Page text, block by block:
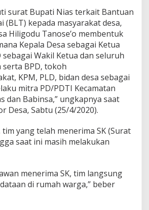
surat Bupati Nias terkait Bantuan
(BLT) kepada masyarakat desa,
Hiligodu Tanose’o membentuk
Kepala Desa sebagai Ketua
sebagai Wakil Ketua dan seluruh
BPD, tokoh
KPM, PLD, bidan desa sebagai
mitra PD/PDTI Kecamatan
dan Babinsa,” ungkapnya saat
Desa, Sabtu (25/4/2020).
yang telah menerima SK (Surat
saat ini masih melakukan
menerima SK, tim langsung
di rumah warga,” beber